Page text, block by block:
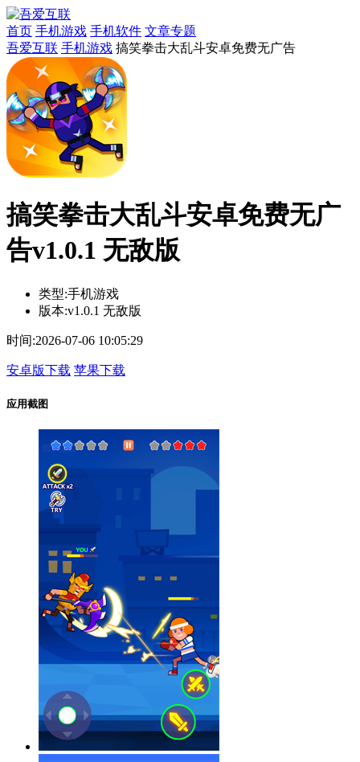
首页 手机游戏 手机软件 文章专题
吾爱互联 手机游戏 搞笑拳击大乱斗安卓免费无广告
搞笑拳击大乱斗安卓免费无广
告v1.0.1 无敌版
类型:手机游戏
版本:v1.0.1 无敌版
时间:2026-07-06 10:05:29
安卓版下载 苹果下载
应用截图